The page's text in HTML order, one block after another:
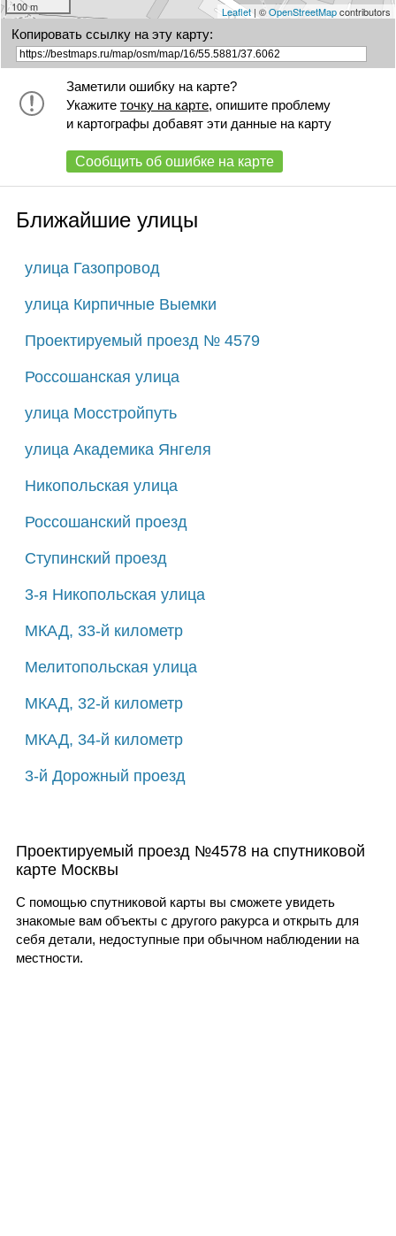
100 m Leaflet| ©OpenStreetMapcontributors
Копировать ссылку на эту карту:
Заметили ошибку на карте?
Укажите точку на карте, опишите проблему
и картографы добавят эти данные на карту
Сообщить об ошибке на карте
Ближайшие улицы
улица Газопровод
улица Кирпичные Выемки
Проектируемый проезд № 4579
Россошанская улица
улица Мосстройпуть
улица Академика Янгеля
Никопольская улица
Россошанский проезд
Ступинский проезд
3-я Никопольская улица
МКАД, 33-й километр
Мелитопольская улица
МКАД, 32-й километр
МКАД, 34-й километр
3-й Дорожный проезд
Проектируемый проезд №4578 на спутниковой
карте Москвы
С помощью спутниковой карты вы сможете увидеть
знакомые вам объекты с другого ракурса и открыть для
себя детали, недоступные при обычном наблюдении на
местности.